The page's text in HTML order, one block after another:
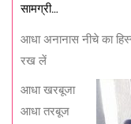
सामग्री…
आधा अनानास नीचे का
रख लें
आधा खरबूजा
आधा तरबूज